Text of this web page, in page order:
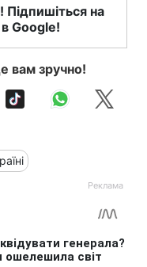
Підпишіться на
Google!
вам зручно!